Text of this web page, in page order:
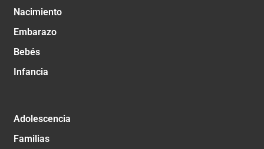
Nacimiento
Embarazo
Bebés
Infancia
Adolescencia
Familias